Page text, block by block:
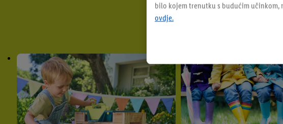
bilo kojem trenutku s budućim učinkom,
ovdje.